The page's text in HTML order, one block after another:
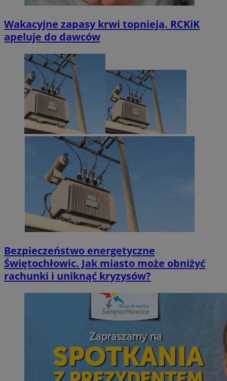
Wakacyjne zapasy krwi topnieją. RCKiK
apeluje do dawców
Bezpieczeństwo energetyczne
Świętochłowic. Jak miasto może obniżyć
rachunki i uniknąć kryzysów?